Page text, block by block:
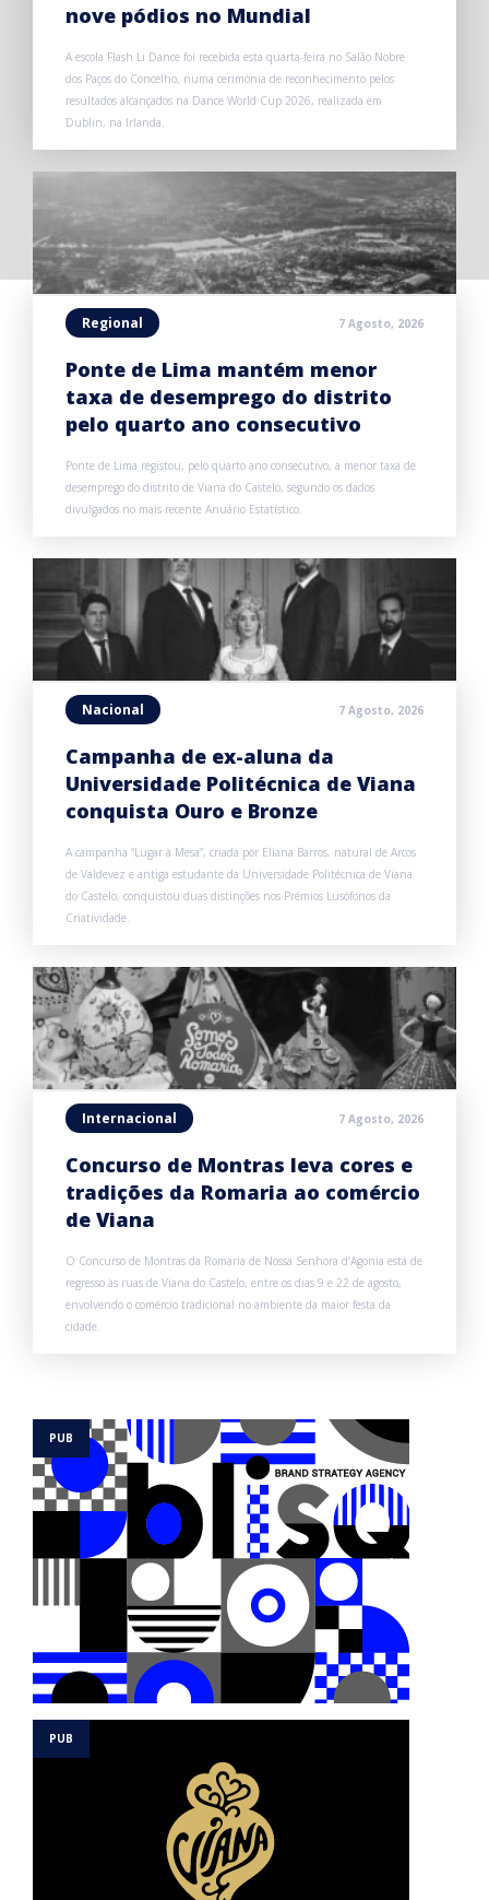
nove pódios no Mundial
A escola Flash Li Dance foi recebida esta quarta-feira no Salão Nobre
dos Paços do Concelho, numa cerimónia de reconhecimento pelos
resultados alcançados na Dance World Cup 2026, realizada em
Dublin, na Irlanda.
Regional 7 Agosto, 2026
Ponte de Lima mantém menor
taxa de desemprego do distrito
pelo quarto ano consecutivo
Ponte de Lima registou, pelo quarto ano consecutivo, a menor taxa de
desemprego do distrito de Viana do Castelo, segundo os dados
divulgados no mais recente Anuário Estatístico.
Nacional 7 Agosto, 2026
Campanha de ex-aluna da
Universidade Politécnica de Viana
conquista Ouro e Bronze
A campanha “Lugar à Mesa”, criada por Eliana Barros, natural de Arcos
de Valdevez e antiga estudante da Universidade Politécnica de Viana
do Castelo, conquistou duas distinções nos Prémios Lusófonos da
Criatividade.
Internacional 7 Agosto, 2026
Concurso de Montras leva cores e
tradições da Romaria ao comércio
de Viana
O Concurso de Montras da Romaria de Nossa Senhora d’Agonia está de
regresso às ruas de Viana do Castelo, entre os dias 9 e 22 de agosto,
envolvendo o comércio tradicional no ambiente da maior festa da
cidade.